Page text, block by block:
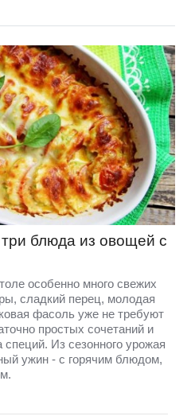
блюда из овощей с
особенно много свежих
сладкий перец, молодая
фасоль уже не требуют
простых сочетаний и
специй. Из сезонного урожая
ужин - с горячим блюдом,